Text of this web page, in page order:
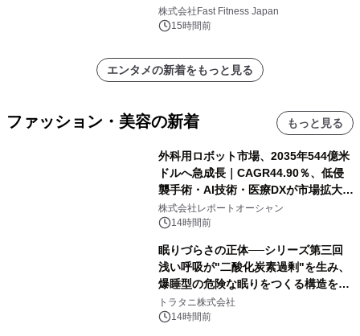
中無休のフィットネスジム＞
株式会社Fast Fitness Japan
15時間前
エンタメの新着をもっと見る
ファッション・美容の新着 もっと見る
外科用ロボット市場、2035年544億米
ドルへ急成長｜CAGR44.90％、低侵
襲手術・AI技術・医療DXが市場拡大を
牽引
株式会社レポートオーシャン
14時間前
眠りづらさの正体──シリーズ第三回
浅い呼吸が"二酸化炭素過剰"を生み、
爆睡型の危険な眠りをつくる構造を解
説
トラタニ株式会社
14時間前